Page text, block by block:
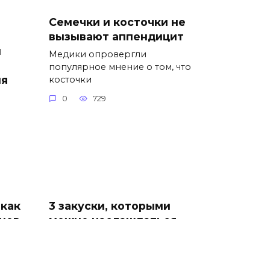
Семечки и косточки не
вызывают аппендицит
Медики опровергли
популярное мнение о том, что
косточки
0 729
3 закуски, которыми
можно наслаждаться